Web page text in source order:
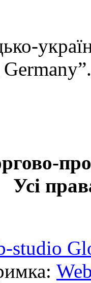
Усі
studio